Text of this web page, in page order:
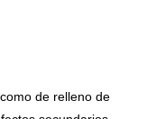
de relleno de